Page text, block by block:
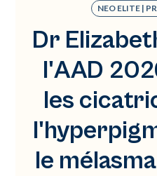
NEO ELITE |
Dr
l'AAD
les
le